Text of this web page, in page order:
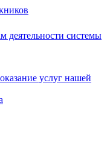
деятельности системы
услуг нашей